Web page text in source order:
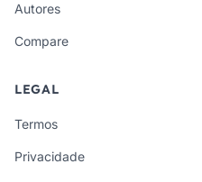
Autores
Compare
LEGAL
Termos
Privacidade